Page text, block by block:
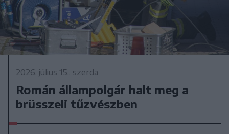
2026. július 15., szerda
Román állampolgár halt meg a
brüsszeli tűzvészben